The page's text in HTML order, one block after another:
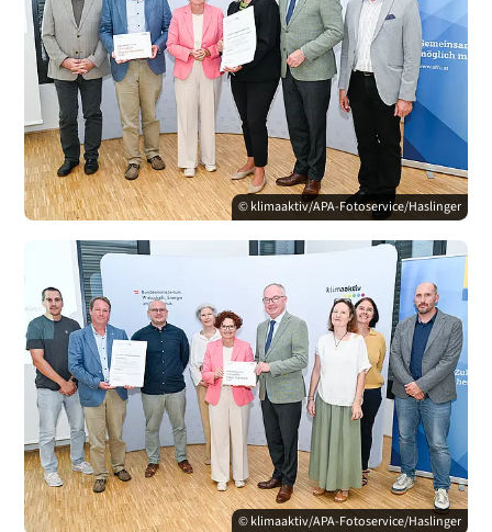
© klimaaktiv/APA-Fotoservice/Haslinger
© klimaaktiv/APA-Fotoservice/Haslinger